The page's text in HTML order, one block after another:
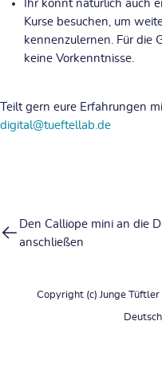
Ihr könnt natürlich auch
Kurse besuchen, um
kennenzulernen. Für die
keine Vorkenntnisse.
Teilt gern eure Erfahrungen
digital@tueftellab.de
Den Calliope mini an die
anschließen
Copyright (c) Junge
Deutsch